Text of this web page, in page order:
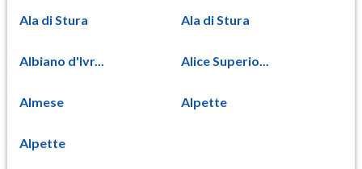
Ala di Stura Ala di Stura
Albiano d'Ivr... Alice Superio...
Almese Alpette
Alpette